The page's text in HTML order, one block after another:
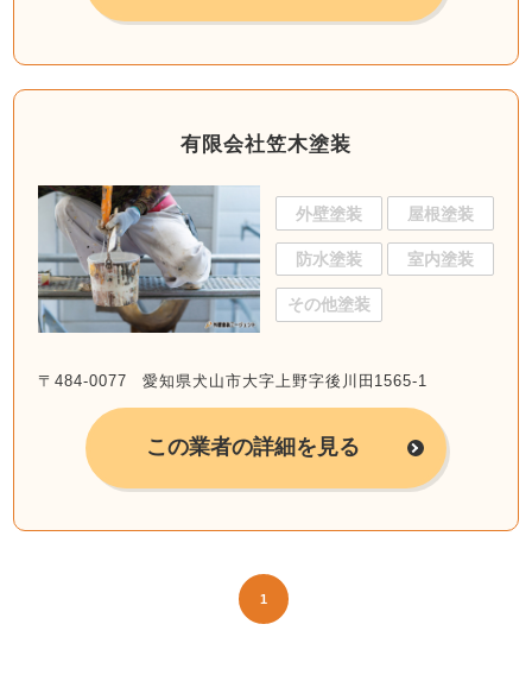
有限会社笠木塗装
外壁塗装 屋根塗装
防水塗装 室内塗装
その他塗装
〒484-0077 愛知県犬山市大字上野字後川田1565-1
この業者の詳細を見る
1